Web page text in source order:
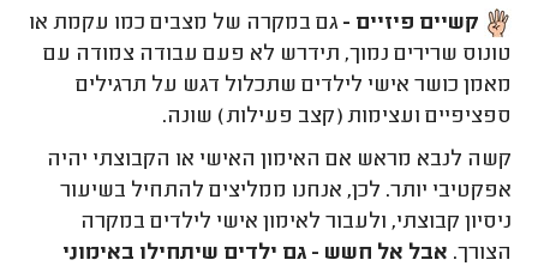
קשיים פיזיים -גם במקרה של מצבים כמו עקמת או
טונוס שרירים נמוך, תידרש לא פעם עבודה צמודה עם
מאמן כושר אישי לילדים שתכלול דגש על תרגילים
ספציפיים ועצימות (קצב פעילות) שונה.
קשה לנבא מראש אם האימון האישי או הקבוצתי יהיה
אפקטיבי יותר. לכן, אנחנו ממליצים להתחיל בשיעור
ניסיון קבוצתי, ולעבור לאימון אישי לילדים במקרה
הצורך. אבל אל חשש - גם ילדים שיתחילו באימוני